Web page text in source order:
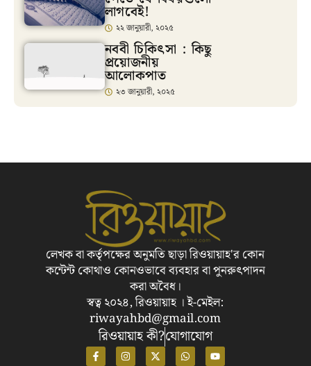
লাগবেই!
২২ জানুয়ারী, ২০২৫
নববী চিকিৎসা : কিছু
প্রয়োজনীয়
আলোকপাত
২৩ জানুয়ারী, ২০২৫
লেখক বা কর্তৃপক্ষের অনুমতি ছাড়া রিওয়ায়াহ'র কোন
কন্টেন্ট কোথাও কোনওভাবে ব্যবহার বা পুনরুৎপাদন
করা অবৈধ।
স্বত্ব ২০২৪, রিওয়ায়াহ । ই-মেইল:
riwayahbd@gmail.com
রিওয়ায়াহ কী?যোগাযোগ